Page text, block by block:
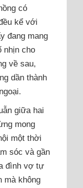
có
kể với
đang mang
nhịn cho
về sau,
dần thành
giữa hai
mong
một thời
sóc và gần
đình vợ tự
mà không